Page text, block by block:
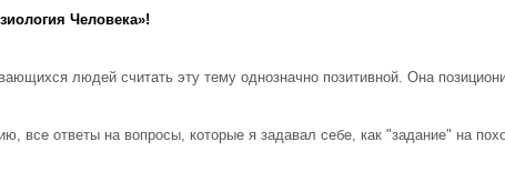
Человека»!
людей считать эту тему однозначно позитивной. Она
ответы на вопросы, которые я задавал себе, как "задание" на